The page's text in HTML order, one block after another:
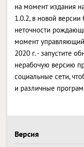
на момент издания
1.0.2, в новой
неточности
момент
2020 г. - запустите
нерабочую версию
социальные сети,
и различные
Версия